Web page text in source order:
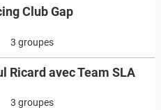
Club Gap
3 groupes
Ricard avec Team SLA
3 groupes